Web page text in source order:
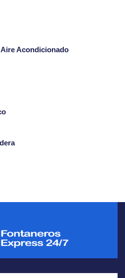
Acondicionado